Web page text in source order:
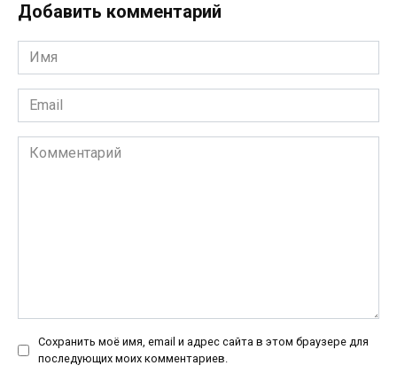
Добавить комментарий
Имя
*
Email
*
Комментарий
Сохранить моё имя, email и адрес сайта в этом браузере для
последующих моих комментариев.